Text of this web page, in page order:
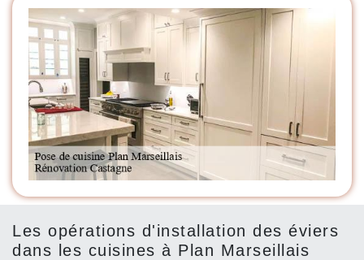
Les opérations d'installation des éviers
dans les cuisines à Plan Marseillais